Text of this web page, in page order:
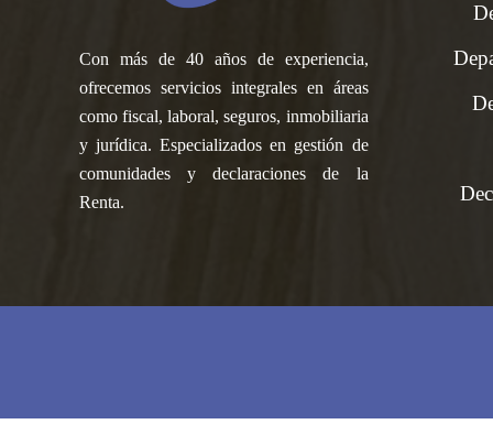
Con más de 40 años de experiencia,
ofrecemos servicios integrales en áreas
como fiscal, laboral, seguros, inmobiliaria
y jurídica. Especializados en gestión de
comunidades y declaraciones de la
Renta.